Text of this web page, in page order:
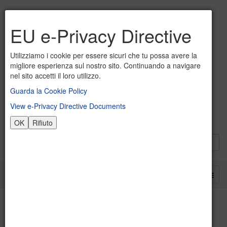
EU e-Privacy Directive
Utilizziamo i cookie per essere sicuri che tu possa avere la
migliore esperienza sul nostro sito. Continuando a navigare
nel sito accetti il loro utilizzo.
Guarda la Cookie Policy
View e-Privacy Directive Documents
OK
Rifiuto